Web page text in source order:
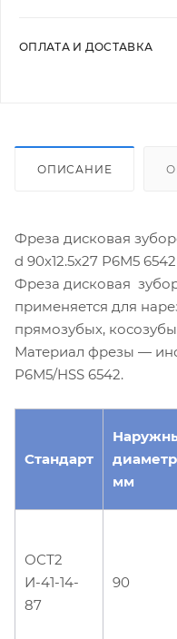
ОПЛАТА И ДОСТАВКА
ОПИСАНИЕ
Фреза дисковая
d 90х12.5х27 Р6М5
Фреза дисковая
применяется для
прямозубых,
Материал фрезы —
Р6М5/HSS 6542.
Стандарт
мм
ОСТ2
И-41-14-
87
90